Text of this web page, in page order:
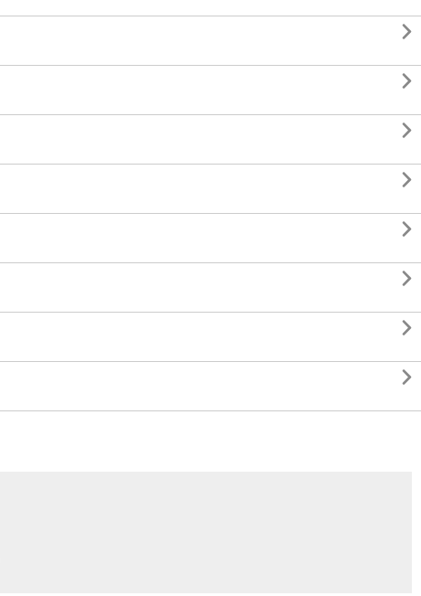







